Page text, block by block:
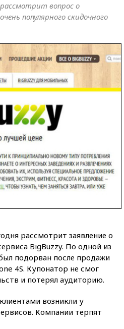
вопрос о
популярного скидочного
рассмотрит заявление о
BigBuzzy. По одной из
подорван после продажи
4S. Купонатор не смог
и потерял аудиторию.
возникли у
Компании терпят